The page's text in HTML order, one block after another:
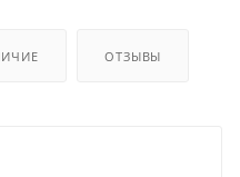
ОТЗЫВЫ